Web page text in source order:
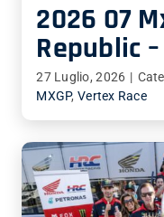
2026 07
Republic
27 Luglio, 2026 |
MXGP, Vertex Race